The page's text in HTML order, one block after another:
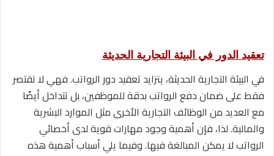
تعقيد الدور في البيئة التجارية الحديثة
في البيئة التجارية الحديثة، يتزايد تعقيد دور الرواتب. فهي لا تقتصر
فقط على ضمان دفع الرواتب بدقة للموظفين، بل تتداخل أيضًا
مع العديد من الوظائف التجارية الأخرى مثل الموارد البشرية
والمالية. لذا، فإن أهمية وجود مهارات قوية لدى أخصائي
الرواتب لا يمكن المبالغة فيها. وفيما يلي أسباب أهمية هذه